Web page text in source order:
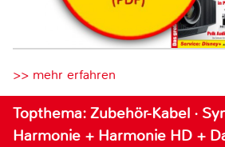
>> mehr erfahren
Topthema: Zubehör-Kabel ·
Harmonie + Harmonie HD +